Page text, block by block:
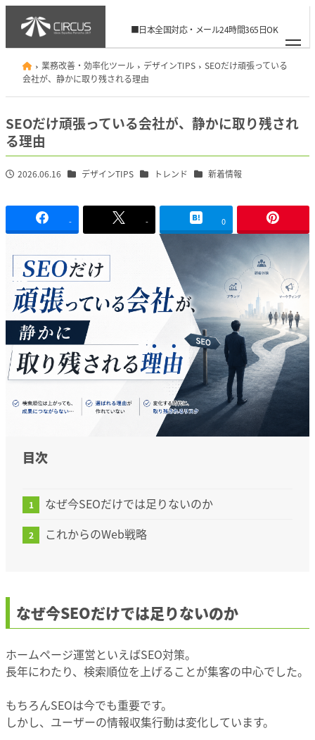
ン
テ
ン
ツ
へ
移
動
■日本全国対応・メール24時間365日OK
06-6926-8506 info@circus.ac
業務改善・効率化ツール デザインTIPS
SEOだけ頑張っている
会社が、静かに取り残される理由
SEOだけ頑張っている会社が、静かに取り残され
る理由
投稿日2026.06.16 カテゴリー
デザインTIPS カテゴリー
トレンド カテゴリー
新着情報
- - 0
目次
なぜ今SEOだけでは足りないのか
これからのWeb戦略
なぜ今SEOだけでは足りないのか
ホームページ運営といえばSEO対策。
長年にわたり、検索順位を上げることが集客の中心でした。
もちろんSEOは今でも重要です。
しかし、ユーザーの情報収集行動は変化しています。